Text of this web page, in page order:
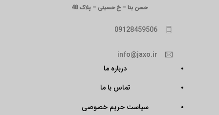
حسن بنا – خ حسینی – پلاک 48
09128459506
info@jaxo.ir
درباره ما
تماس با ما
سیاست حریم خصوصی